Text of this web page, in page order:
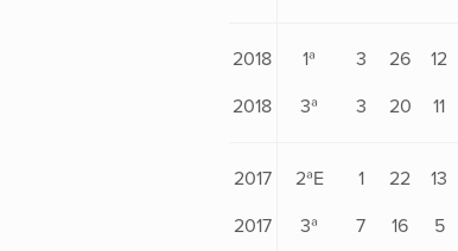
2018 1ª 3 26 12
2018
3ª 3 20 11
2017 2ªE 1 22 13
2017
3ª 7 16 5